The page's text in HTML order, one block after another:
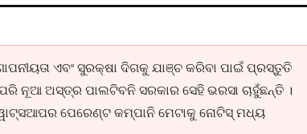
ଏବଂ ସୁରକ୍ଷା ଦିଗକୁ ଯାଞ୍ଚ କରିବା ପାଇଁ ପ୍ରସ୍ତୁତି
ନୂଆ ଅସ୍ତ୍ର ପାଲଟିବନି ସରକାର ସେହି ଭରସା ଚାହୁଁଛନ୍ତି ।
ପେରେଣ୍ଟ କମ୍ପାନି ମେଟାକୁ ନୋଟିସ୍ ମଧ୍ୟ